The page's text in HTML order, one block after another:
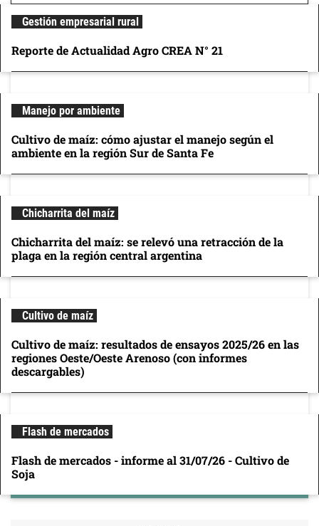
Gestión empresarial rural
Reporte de Actualidad Agro CREA N° 21
Manejo por ambiente
Cultivo de maíz: cómo ajustar el manejo según el
ambiente en la región Sur de Santa Fe
Chicharrita del maíz
Chicharrita del maíz: se relevó una retracción de la
plaga en la región central argentina
Cultivo de maíz
Cultivo de maíz: resultados de ensayos 2025/26 en las
regiones Oeste/Oeste Arenoso (con informes
descargables)
Flash de mercados
Flash de mercados - informe al 31/07/26 - Cultivo de
Soja